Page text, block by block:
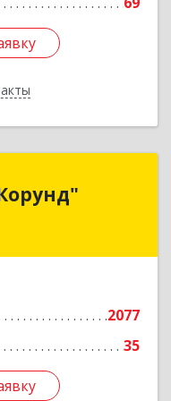
2077
35
"Корунд"
г, Тарана